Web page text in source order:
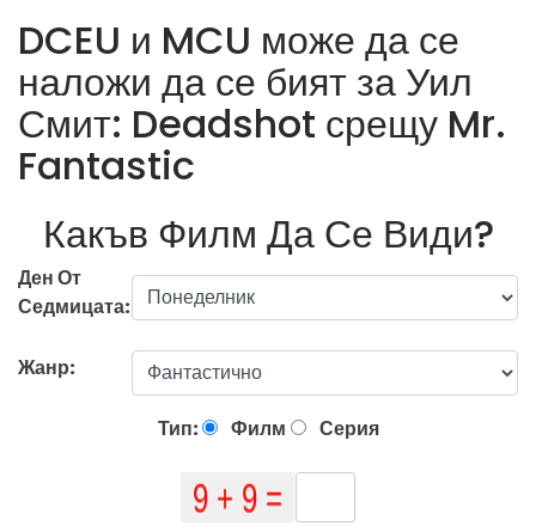
DCEU и MCU може да се
наложи да се бият за Уил
Смит: Deadshot срещу Mr.
Fantastic
Какъв Филм Да Се Види?
Ден От
Седмицата:
Жанр:
Тип: Филм Серия